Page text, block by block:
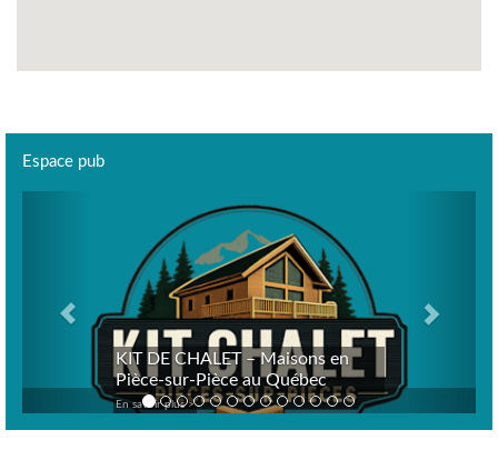
Espace pub
KIT DE CHALET – Maisons en
Pièce-sur-Pièce au Québec
En savoir plus >